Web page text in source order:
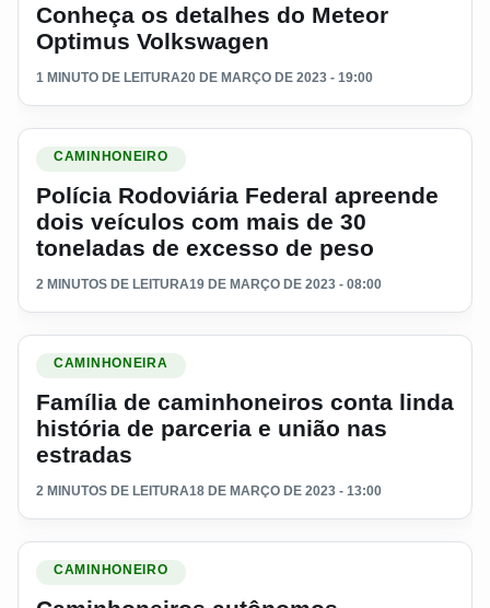
Conheça os detalhes do Meteor
Optimus Volkswagen
1 MINUTO DE LEITURA20 DE MARÇO DE 2023 - 19:00
Ler materia: Polícia Rodoviária Federal apreende dois
CAMINHONEIRO
Polícia Rodoviária Federal apreende
dois veículos com mais de 30
toneladas de excesso de peso
2 MINUTOS DE LEITURA19 DE MARÇO DE 2023 - 08:00
Ler materia: Família de caminhoneiros conta linda história
CAMINHONEIRA
Família de caminhoneiros conta linda
história de parceria e união nas
estradas
2 MINUTOS DE LEITURA18 DE MARÇO DE 2023 - 13:00
Ler materia: Caminhoneiros autônomos continuam
CAMINHONEIRO